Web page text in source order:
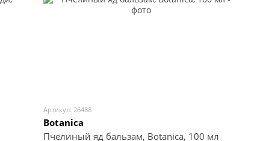
Артикул: 26488
Botanica
Пчелиный яд бальзам, Botanica, 100 мл